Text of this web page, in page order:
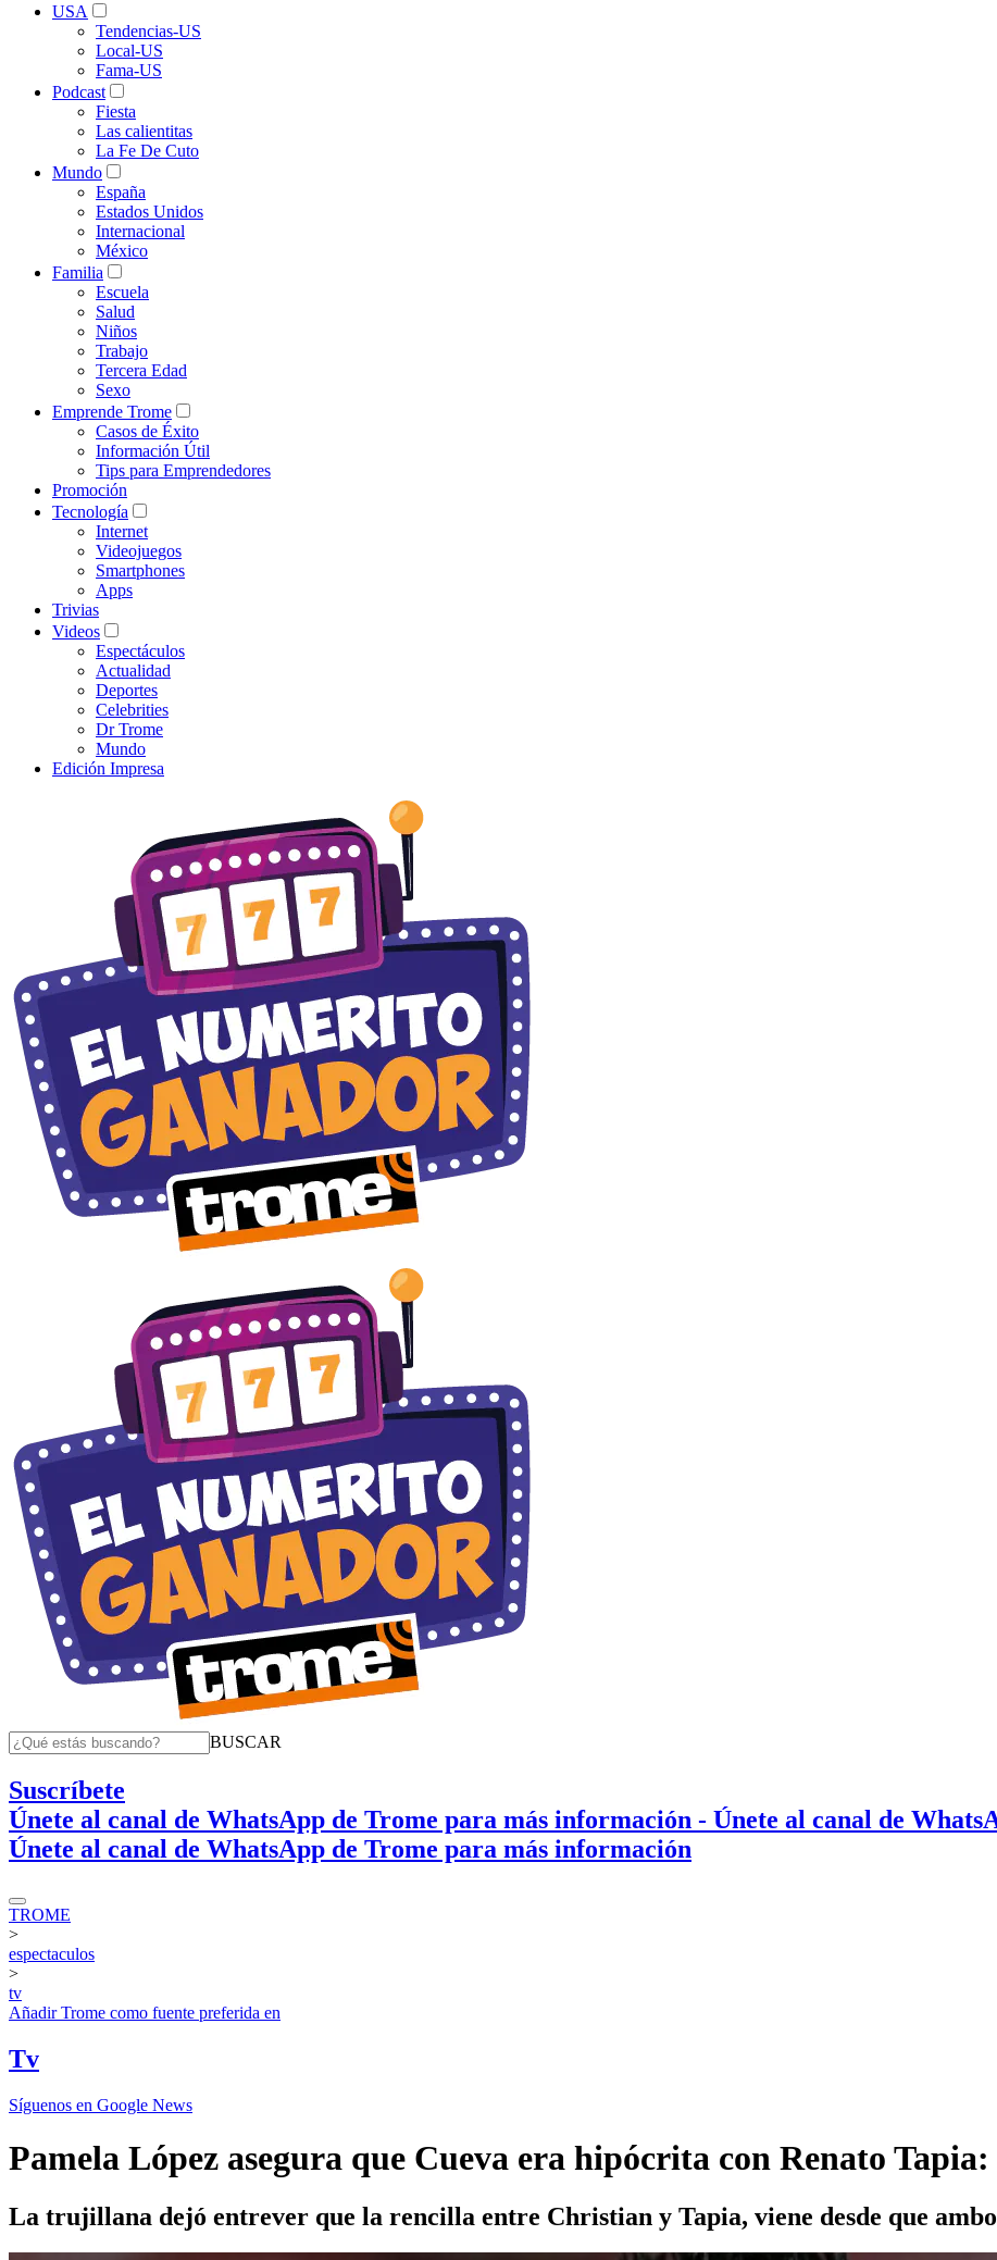
USA
Tendencias-US
Local-US
Fama-US
Podcast
Fiesta
Las calientitas
La Fe De Cuto
Mundo
España
Estados Unidos
Internacional
México
Familia
Escuela
Salud
Niños
Trabajo
Tercera Edad
Sexo
Emprende Trome
Casos de Éxito
Información Útil
Tips para Emprendedores
Promoción
Tecnología
Internet
Videojuegos
Smartphones
Apps
Trivias
Videos
Espectáculos
Actualidad
Deportes
Celebrities
Dr Trome
Mundo
Edición Impresa
BUSCAR
Suscríbete
Únete al canal de WhatsApp de Trome para más información - Únete al canal de
Únete al canal de WhatsApp de Trome para más información
TROME
>
espectaculos
>
tv
AñadirTrome como fuente preferida en
Tv
Síguenos en Google News
Pamela López asegura que Cueva era hipócrita con Renato
La trujillana dejó entrever que la rencilla entre Christian y Tapia, viene desde que